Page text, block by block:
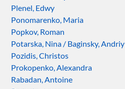
Plenel, Edwy
Ponomarenko, Maria
Popkov, Roman
Potarska, Nina / Baginsky, Andriy
Pozidis, Christos
Prokopenko, Alexandra
Rabadan, Antoine